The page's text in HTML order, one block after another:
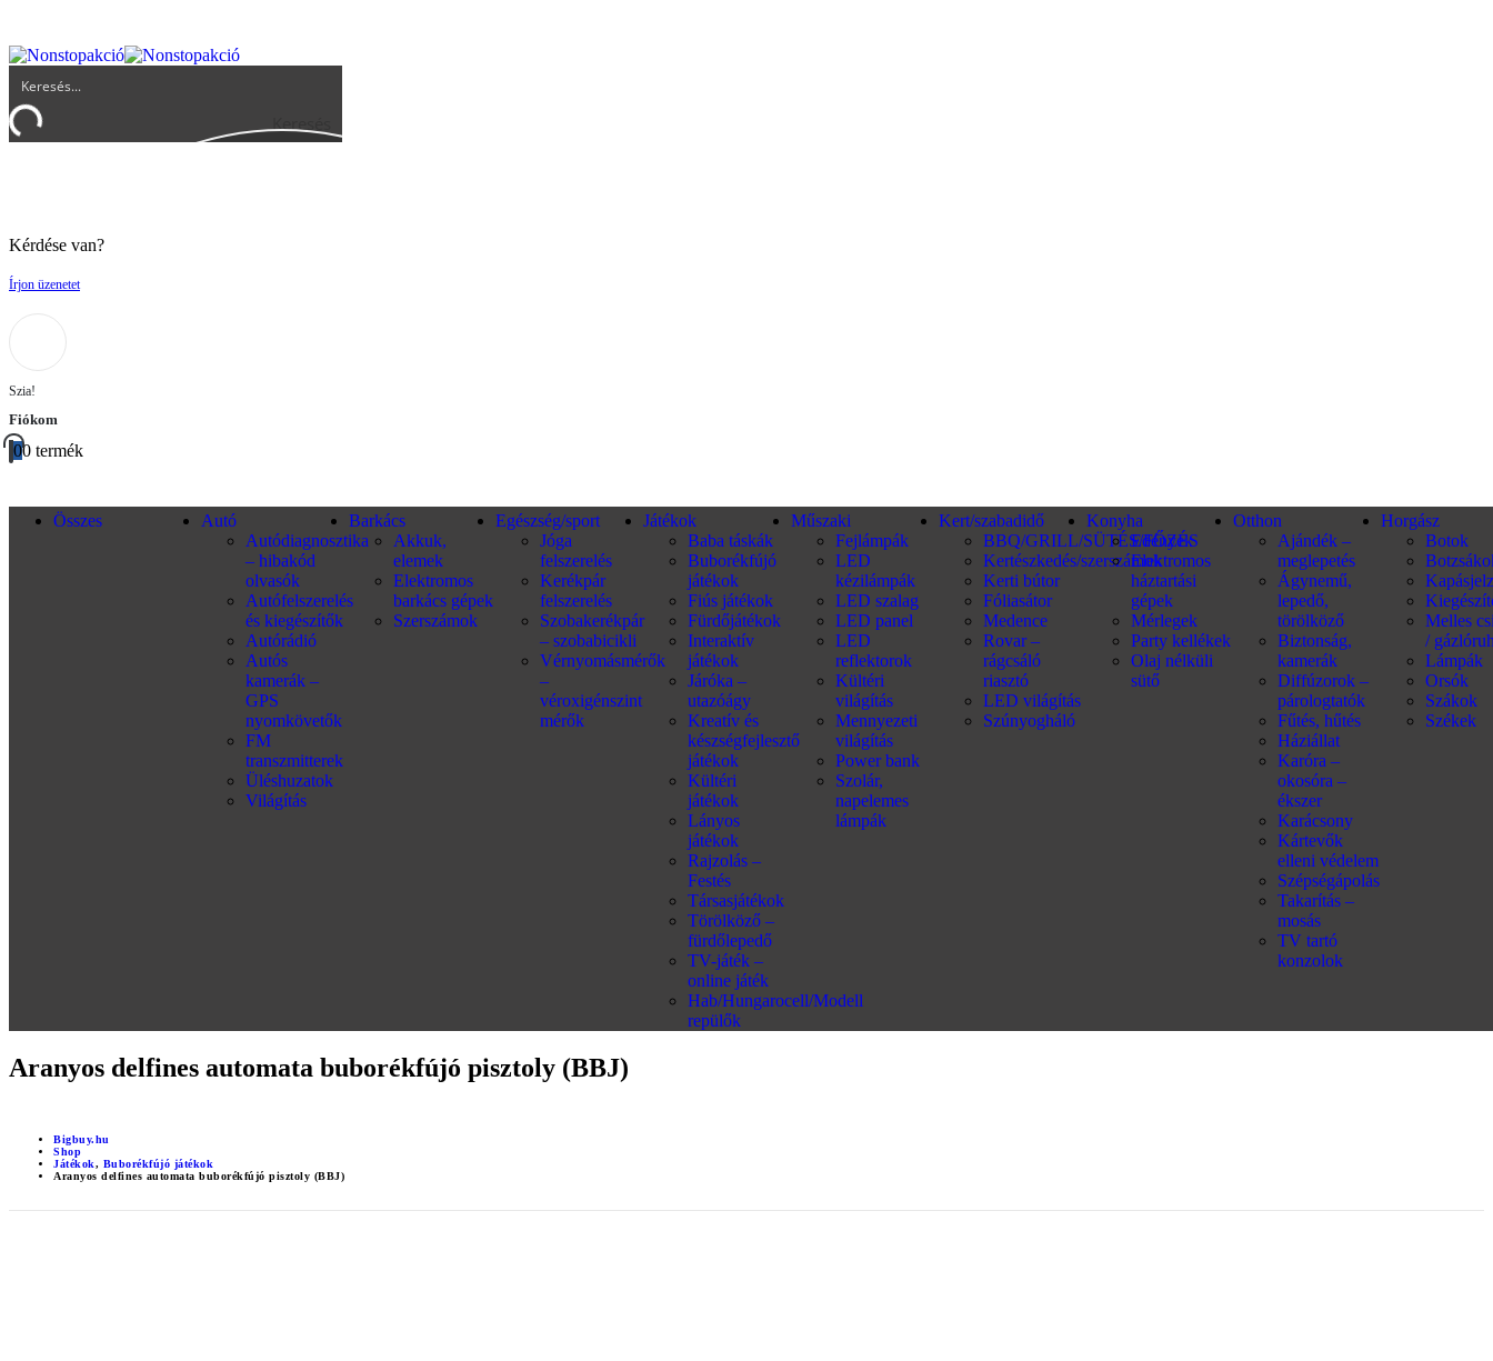
Keresés
Kérdése van?
Írjon üzenetet
Szia!
Fiókom
00 termék
Összes
Autó
Autódiagnosztika
– hibakód
olvasók
Autófelszerelés
és kiegészítők
Autórádió
Autós
kamerák –
GPS
nyomkövetők
FM
transzmitterek
Üléshuzatok
Világítás
Barkács
Akkuk,
elemek
Elektromos
barkács gépek
Szerszámok
Egészség/sport
Jóga
felszerelés
Kerékpár
felszerelés
Szobakerékpár
– szobabicikli
Vérnyomásmérők
–
véroxigénszint
mérők
Játékok
Baba táskák
Buborékfújó
játékok
Fiús játékok
Fürdőjátékok
Interaktív
játékok
Járóka –
utazóágy
Kreatív és
készségfejlesztő
játékok
Kültéri
játékok
Lányos
játékok
Rajzolás –
Festés
Társasjátékok
Törölköző –
fürdőlepedő
TV-játék –
online játék
Hab/Hungarocell/Modell
repülők
Műszaki
Fejlámpák
LED
kézilámpák
LED szalag
LED panel
LED
reflektorok
Kültéri
világítás
Mennyezeti
világítás
Power bank
Szolár,
napelemes
lámpák
Kert/szabadidő
BBQ/GRILL/SÜTÉS/FŐZÉS
Kertészkedés/szerszámok
Kerti bútor
Fóliasátor
Medence
Rovar –
rágcsáló
riasztó
LED világítás
Szúnyogháló
Konyha
Edények
Elektromos
háztartási
gépek
Mérlegek
Party kellékek
Olaj nélküli
sütő
Otthon
Ajándék –
meglepetés
Ágynemű,
lepedő,
törölköző
Biztonság,
kamerák
Diffúzorok –
párologtatók
Fűtés, hűtés
Háziállat
Karóra –
okosóra –
ékszer
Karácsony
Kártevők
elleni védelem
Szépségápolás
Takarítás –
mosás
TV tartó
konzolok
Horgász
Botok
Melles
/
Lámpák
Orsók
Szákok
Székek
Aranyos delfines automata buborékfújó pisztoly (BBJ)
Bigbuy.hu
Shop
Játékok, Buborékfújó játékok
Aranyos delfines automata buborékfújó pisztoly (BBJ)